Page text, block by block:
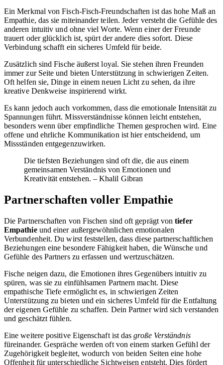
Ein Merkmal von Fisch-Fisch-Freundschaften ist das hohe Maß an
Empathie, das sie miteinander teilen. Jeder versteht die Gefühle des
anderen intuitiv und ohne viel Worte. Wenn einer der Freunde
trauert oder glücklich ist, spürt der andere dies sofort. Diese
Verbindung schafft ein sicheres Umfeld für beide.
Zusätzlich sind Fische äußerst loyal. Sie stehen ihren Freunden
immer zur Seite und bieten Unterstützung in schwierigen Zeiten.
Oft helfen sie, Dinge in einem neuen Licht zu sehen, da ihre
kreative Denkweise inspirierend wirkt.
Es kann jedoch auch vorkommen, dass die emotionale Intensität zu
Spannungen führt. Missverständnisse können leicht entstehen,
besonders wenn über empfindliche Themen gesprochen wird. Eine
offene und ehrliche Kommunikation ist hier entscheidend, um
Missständen entgegenzuwirken.
Die tiefsten Beziehungen sind oft die, die aus einem
gemeinsamen Verständnis von Emotionen und
Kreativität entstehen. – Khalil Gibran
Partnerschaften voller Empathie
Die Partnerschaften von Fischen sind oft geprägt vontiefer
Empathieund einer außergewöhnlichen emotionalen
Verbundenheit. Du wirst feststellen, dass diese partnerschaftlichen
Beziehungen eine besondere Fähigkeit haben, die Wünsche und
Gefühle des Partners zu erfassen und wertzuschätzen.
Fische neigen dazu, die Emotionen ihres Gegenübers intuitiv zu
spüren, was sie zu einfühlsamen Partnern macht. Diese
empathische Tiefe ermöglicht es, in schwierigen Zeiten
Unterstützung zu bieten und ein sicheres Umfeld für die Entfaltung
der eigenen Gefühle zu schaffen. Dein Partner wird sich verstanden
und geschätzt fühlen.
Eine weitere positive Eigenschaft ist dasgroße Verständnis
füreinander. Gespräche werden oft von einem starken Gefühl der
Zugehörigkeit begleitet, wodurch von beiden Seiten eine hohe
Offenheit für unterschiedliche Sichtweisen entsteht. Dies fördert